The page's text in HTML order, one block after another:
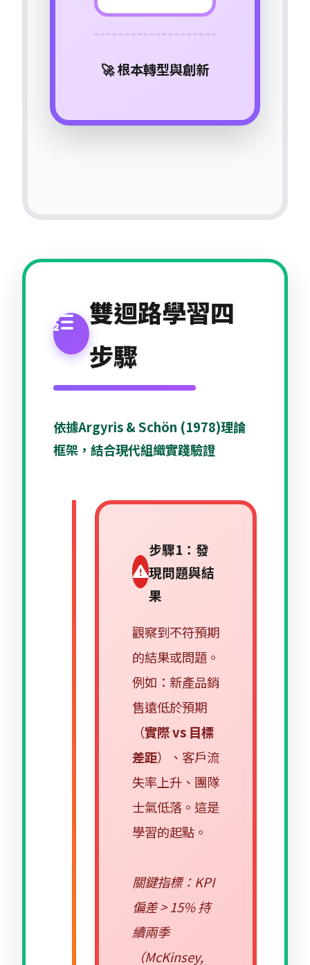
🚀 根本轉型與創新
雙迴路學習四
步驟
依據Argyris & Schön (1978)理論
框架，結合現代組織實踐驗證
步驟1：發
現問題與結
果
觀察到不符預期
的結果或問題。
例如：新產品銷
售遠低於預期
（實際 vs 目標
差距）、客戶流
失率上升、團隊
士氣低落。這是
學習的起點。
關鍵指標：KPI
偏差 > 15% 持
續兩季
（McKinsey,